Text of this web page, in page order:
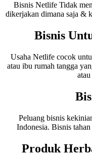
Bisnis Netlife Tidak
dikerjakan dimana saja &
Bisnis
Usaha Netlife cocok
atau ibu rumah tangga
Peluang bisnis
Indonesia. Bisnis
Produk